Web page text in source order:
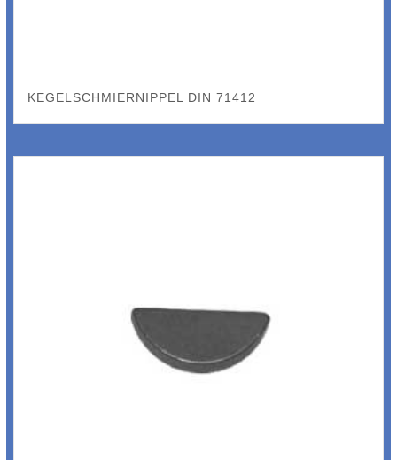
KEGELSCHMIERNIPPEL DIN 71412